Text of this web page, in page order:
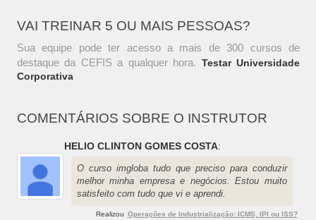
VAI TREINAR 5 OU MAIS PESSOAS?
Sua equipe pode ter acesso a mais de 300 cursos de
destaque da CEFIS a qualquer hora. Testar Universidade
Corporativa
COMENTÁRIOS SOBRE O INSTRUTOR
HELIO CLINTON GOMES COSTA:
O curso imgloba tudo que preciso para conduzir
melhor minha empresa e negócios. Estou muito
satisfeito com tudo que vi e aprendi.
Realizou Operações de Industrialização: ICMS, IPI ou ISS?